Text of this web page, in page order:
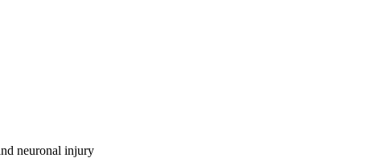
neuronal injury